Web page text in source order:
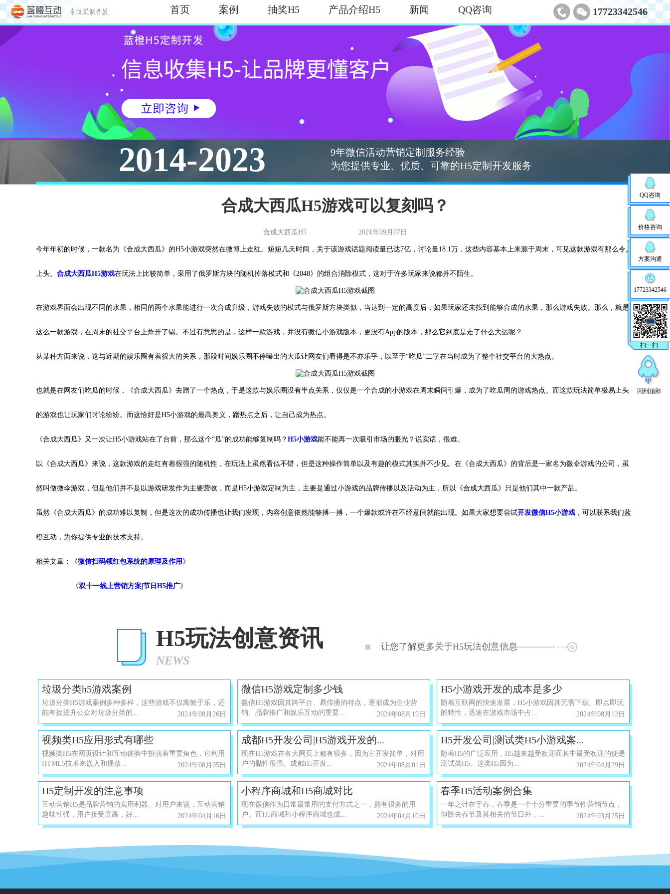
首页 案例 抽奖H5 产品介绍H5 新闻 QQ咨询 17723342546
2014-2023
9年微信活动营销定制服务经验
为您提供专业、优质、可靠的H5定制开发服务
QQ咨询
价格咨询
方案沟通
17723342546
扫一扫
回到顶部
合成大西瓜H5游戏可以复刻吗？
合成大西瓜H5 2021年09月07日
今年年初的时候，一款名为《合成大西瓜》的H5小游戏突然在微博上走红。短短几天时间，关于该游戏话题阅读量已达7亿，讨论量18.1万，这些内容基本上来源于周末，可见这款游戏有那么令人
上头。 合成大西瓜H5游戏在玩法上比较简单，采用了俄罗斯方块的随机掉落模式和《2048》的组合消除模式，这对于许多玩家来说都并不陌生。
在游戏界面会出现不同的水果，相同的两个水果能进行一次合成升级，游戏失败的模式与俄罗斯方块类似，当达到一定的高度后，如果玩家还未找到能够合成的水果，那么游戏失败。那么，就是
这么一款游戏，在周末的社交平台上炸开了锅。不过有意思的是，这样一款游戏，并没有微信小游戏版本，更没有App的版本，那么它到底是走了什么大运呢？
从某种方面来说，这与近期的娱乐圈有着很大的关系，那段时间娱乐圈不停曝出的大瓜让网友们看得是不亦乐乎，以至于“吃瓜”二字在当时成为了整个社交平台的大热点。
也就是在网友们吃瓜的时候，《合成大西瓜》去蹭了一个热点，于是这款与娱乐圈没有半点关系，仅仅是一个合成的小游戏在周末瞬间引爆，成为了吃瓜周的游戏热点。而这款玩法简单极易上头
的游戏也让玩家们讨论纷纷。而这恰好是H5小游戏的最高奥义，蹭热点之后，让自己成为热点。
《合成大西瓜》又一次让H5小游戏站在了台前，那么这个“瓜”的成功能够复制吗？ H5小游戏能不能再一次吸引市场的眼光？说实话，很难。
以《合成大西瓜》来说，这款游戏的走红有着很强的随机性，在玩法上虽然看似不错，但是这种操作简单以及有趣的模式其实并不少见。在《合成大西瓜》的背后是一家名为微伞游戏的公司，虽
然叫做微伞游戏，但是他们并不是以游戏研发作为主要营收，而是H5小游戏定制为主，主要是通过小游戏的品牌传播以及活动为主，所以《合成大西瓜》只是他们其中一款产品。
虽然《合成大西瓜》的成功难以复制，但是这次的成功传播也让我们发现，内容创意依然能够搏一搏，一个爆款或许在不经意间就能出现。如果大家想要尝试开发微信H5小游戏 ，可以联系我们蓝
橙互动，为你提供专业的技术支持。
相关文章：《微信扫码领红包系统的原理及作用 》
《双十一线上营销方案|节日H5推广》
H5玩法创意资讯
NEWS
让您了解更多关于H5玩法创意信息
垃圾分类h5游戏案例
垃圾分类H5游戏案例多种多样，这些游戏不仅寓教于乐，还
能有效提升公众对垃圾分类的...
2024年08月26日
微信H5游戏定制多少钱
微信H5游戏因其跨平台、易传播的特点，逐渐成为企业营
销、品牌推广和娱乐互动的重要...
2024年08月19日
H5小游戏开发的成本是多少
随着互联网的快速发展，H5小游戏因其无需下载、即点即玩
的特性，迅速在游戏市场中占...
2024年08月12日
视频类H5应用形式有哪些
视频类H5在网页设计和互动体验中扮演着重要角色，它利用
HTML5技术来嵌入和播放...
2024年08月05日
成都H5开发公司|H5游戏开发的...
现在H5游戏在各大网页上都有很多，因为它开发简单，对用
户的黏性很强。成都H5开发...
2024年08月01日
H5开发公司|测试类H5小游戏案...
随着H5的广泛应用，H5越来越受欢迎而其中最受欢迎的便是
测试类H5。这类H5因为...
2024年04月29日
H5定制开发的注意事项
互动营销H5是品牌营销的实用利器。对用户来说，互动营销
趣味性强，用户接受度高，好...
2024年04月16日
小程序商城和H5商城对比
现在微信作为日常最常用的支付方式之一，拥有很多的用
户。而H5商城和小程序商城也成...
2024年04月10日
春季H5活动案例合集
一年之计在于春，春季是一个十分重要的季节性营销节点，
但除去春节及其相关的节日外，...
2024年03月25日